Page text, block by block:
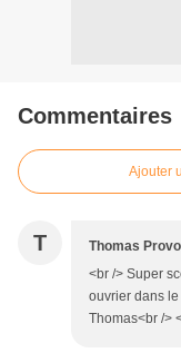
Commentaires
Ajouter
T Thomas
<br /> Super
ouvrier dans
Thomas<br />